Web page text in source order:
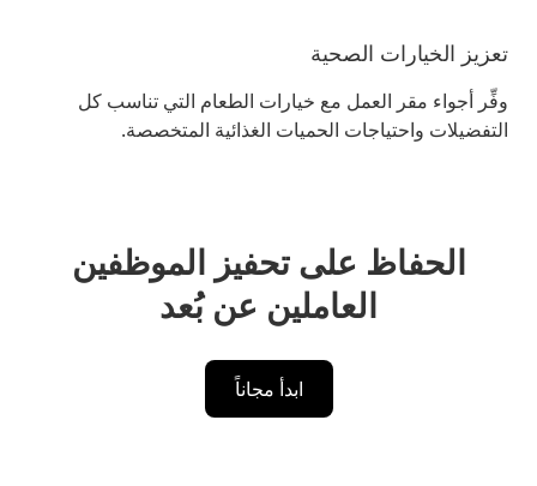
تعزيز الخيارات الصحية
وفِّر أجواء مقر العمل مع خيارات الطعام التي تناسب كل
التفضيلات واحتياجات الحميات الغذائية المتخصصة.
الحفاظ على تحفيز الموظفين
العاملين عن بُعد
ابدأ مجاناً